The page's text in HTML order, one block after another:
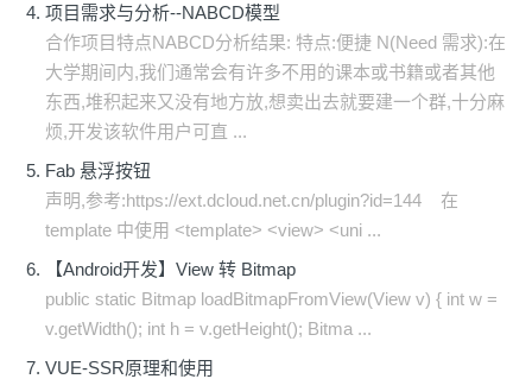
项目需求与分析--NABCD模型
合作项目特点NABCD分析结果: 特点:便捷 N(Need 需求):在
大学期间内,我们通常会有许多不用的课本或书籍或者其他
东西,堆积起来又没有地方放,想卖出去就要建一个群,十分麻
烦,开发该软件用户可直 ...
Fab 悬浮按钮
声明,参考:https://ext.dcloud.net.cn/plugin?id=144 在
template 中使用 <template> <view> <uni ...
【Android开发】View 转 Bitmap
public static Bitmap loadBitmapFromView(View v) { int w =
v.getWidth(); int h = v.getHeight(); Bitma ...
VUE-SSR原理和使用